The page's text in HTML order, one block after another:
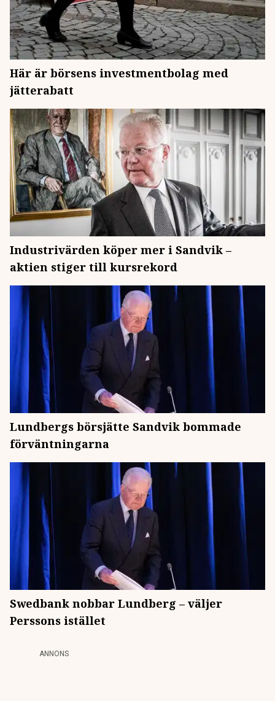
Här är börsens investmentbolag med
jätterabatt
Industrivärden köper mer i Sandvik –
aktien stiger till kursrekord
Lundbergs börsjätte Sandvik bommade
förväntningarna
Swedbank nobbar Lundberg – väljer
Perssons istället
ANNONS